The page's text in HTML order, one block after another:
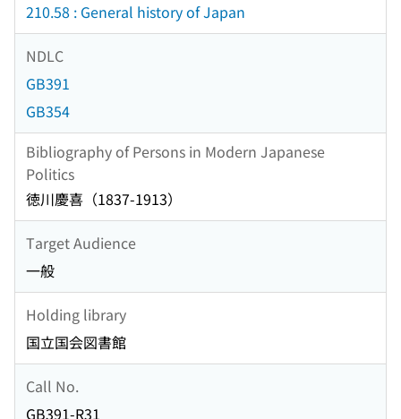
210.58 : General history of Japan
NDLC
GB391
GB354
Bibliography of Persons in Modern Japanese
Politics
徳川慶喜（1837-1913）
Target Audience
一般
Holding library
国立国会図書館
Call No.
GB391-R31